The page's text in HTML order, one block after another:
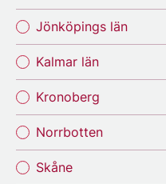
Jönköpings län
Kalmar län
Kronoberg
Norrbotten
Skåne